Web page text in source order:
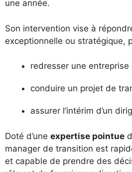
une année.
Son intervention vise à
exceptionnelle ou stratégique,
redresser une
conduire un projet de
assurer l’intérim d’un
Doté d’une expertise pointue
manager de transition est
et capable de prendre des